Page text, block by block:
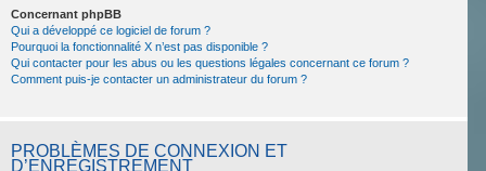
Concernant phpBB
Qui a développé ce logiciel de forum ?
Pourquoi la fonctionnalité X n’est pas disponible ?
Qui contacter pour les abus ou les questions légales concernant ce forum ?
Comment puis-je contacter un administrateur du forum ?
PROBLÈMES DE CONNEXION ET
D’ENREGISTREMENT